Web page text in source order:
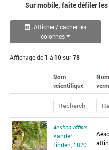
Sur mobile, faite défiler
Afficher / cacher les
colonnes
Affichage de 1 à 10sur78
Nom
scientifique
Nom
Aeshna affinis
Vander
Linden, 1820